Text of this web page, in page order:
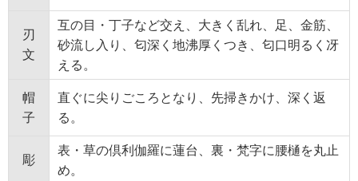
刃
文
互の目・丁子など交え、大きく乱れ、足、金筋、
砂流し入り、匂深く地沸厚くつき、匂口明るく冴
える。
帽
子
直ぐに尖りごころとなり、先掃きかけ、深く返
る。
彫
表・草の倶利伽羅に蓮台、裏・梵字に腰樋を丸止
め。